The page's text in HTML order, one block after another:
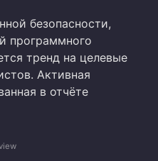
безопасности,
программного
тренд на целевые
Активная
в отчёте